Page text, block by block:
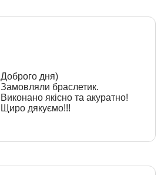
Доброго дня)
Замовляли браслетик.
Виконано якісно та акуратно!
Щиро дякуємо!!!